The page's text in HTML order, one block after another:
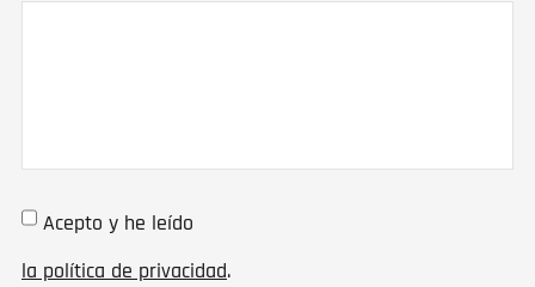
Acepto y he leído
la política de privacidad.